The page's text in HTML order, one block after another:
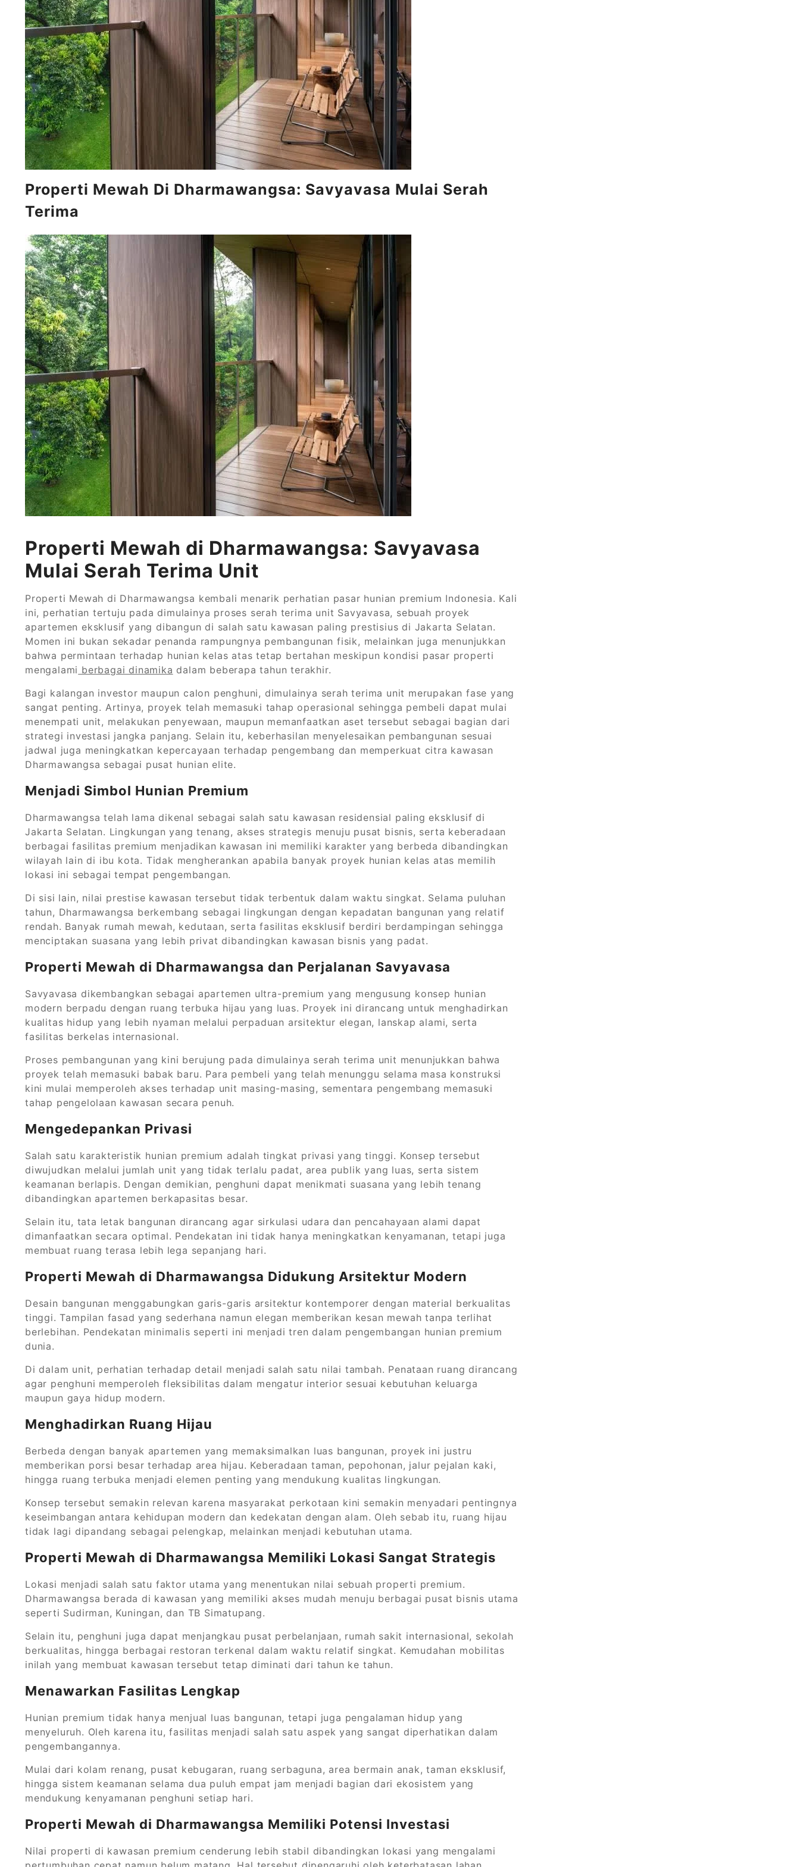
Properti Mewah Di Dharmawangsa: Savyavasa Mulai Serah
Terima
Properti Mewah di Dharmawangsa: Savyavasa
Mulai Serah Terima Unit
Properti Mewah di Dharmawangsa kembali menarik perhatian pasar hunian premium Indonesia. Kali
ini, perhatian tertuju pada dimulainya proses serah terima unit Savyavasa, sebuah proyek
apartemen eksklusif yang dibangun di salah satu kawasan paling prestisius di Jakarta Selatan.
Momen ini bukan sekadar penanda rampungnya pembangunan fisik, melainkan juga menunjukkan
bahwa permintaan terhadap hunian kelas atas tetap bertahan meskipun kondisi pasar properti
mengalami berbagai dinamika dalam beberapa tahun terakhir.
Bagi kalangan investor maupun calon penghuni, dimulainya serah terima unit merupakan fase yang
sangat penting. Artinya, proyek telah memasuki tahap operasional sehingga pembeli dapat mulai
menempati unit, melakukan penyewaan, maupun memanfaatkan aset tersebut sebagai bagian dari
strategi investasi jangka panjang. Selain itu, keberhasilan menyelesaikan pembangunan sesuai
jadwal juga meningkatkan kepercayaan terhadap pengembang dan memperkuat citra kawasan
Dharmawangsa sebagai pusat hunian elite.
Menjadi Simbol Hunian Premium
Dharmawangsa telah lama dikenal sebagai salah satu kawasan residensial paling eksklusif di
Jakarta Selatan. Lingkungan yang tenang, akses strategis menuju pusat bisnis, serta keberadaan
berbagai fasilitas premium menjadikan kawasan ini memiliki karakter yang berbeda dibandingkan
wilayah lain di ibu kota. Tidak mengherankan apabila banyak proyek hunian kelas atas memilih
lokasi ini sebagai tempat pengembangan.
Di sisi lain, nilai prestise kawasan tersebut tidak terbentuk dalam waktu singkat. Selama puluhan
tahun, Dharmawangsa berkembang sebagai lingkungan dengan kepadatan bangunan yang relatif
rendah. Banyak rumah mewah, kedutaan, serta fasilitas eksklusif berdiri berdampingan sehingga
menciptakan suasana yang lebih privat dibandingkan kawasan bisnis yang padat.
Properti Mewah di Dharmawangsa dan Perjalanan Savyavasa
Savyavasa dikembangkan sebagai apartemen ultra-premium yang mengusung konsep hunian
modern berpadu dengan ruang terbuka hijau yang luas. Proyek ini dirancang untuk menghadirkan
kualitas hidup yang lebih nyaman melalui perpaduan arsitektur elegan, lanskap alami, serta
fasilitas berkelas internasional.
Proses pembangunan yang kini berujung pada dimulainya serah terima unit menunjukkan bahwa
proyek telah memasuki babak baru. Para pembeli yang telah menunggu selama masa konstruksi
kini mulai memperoleh akses terhadap unit masing-masing, sementara pengembang memasuki
tahap pengelolaan kawasan secara penuh.
Mengedepankan Privasi
Salah satu karakteristik hunian premium adalah tingkat privasi yang tinggi. Konsep tersebut
diwujudkan melalui jumlah unit yang tidak terlalu padat, area publik yang luas, serta sistem
keamanan berlapis. Dengan demikian, penghuni dapat menikmati suasana yang lebih tenang
dibandingkan apartemen berkapasitas besar.
Selain itu, tata letak bangunan dirancang agar sirkulasi udara dan pencahayaan alami dapat
dimanfaatkan secara optimal. Pendekatan ini tidak hanya meningkatkan kenyamanan, tetapi juga
membuat ruang terasa lebih lega sepanjang hari.
Properti Mewah di Dharmawangsa Didukung Arsitektur Modern
Desain bangunan menggabungkan garis-garis arsitektur kontemporer dengan material berkualitas
tinggi. Tampilan fasad yang sederhana namun elegan memberikan kesan mewah tanpa terlihat
berlebihan. Pendekatan minimalis seperti ini menjadi tren dalam pengembangan hunian premium
dunia.
Di dalam unit, perhatian terhadap detail menjadi salah satu nilai tambah. Penataan ruang dirancang
agar penghuni memperoleh fleksibilitas dalam mengatur interior sesuai kebutuhan keluarga
maupun gaya hidup modern.
Menghadirkan Ruang Hijau
Berbeda dengan banyak apartemen yang memaksimalkan luas bangunan, proyek ini justru
memberikan porsi besar terhadap area hijau. Keberadaan taman, pepohonan, jalur pejalan kaki,
hingga ruang terbuka menjadi elemen penting yang mendukung kualitas lingkungan.
Konsep tersebut semakin relevan karena masyarakat perkotaan kini semakin menyadari pentingnya
keseimbangan antara kehidupan modern dan kedekatan dengan alam. Oleh sebab itu, ruang hijau
tidak lagi dipandang sebagai pelengkap, melainkan menjadi kebutuhan utama.
Properti Mewah di Dharmawangsa Memiliki Lokasi Sangat Strategis
Lokasi menjadi salah satu faktor utama yang menentukan nilai sebuah properti premium.
Dharmawangsa berada di kawasan yang memiliki akses mudah menuju berbagai pusat bisnis utama
seperti Sudirman, Kuningan, dan TB Simatupang.
Selain itu, penghuni juga dapat menjangkau pusat perbelanjaan, rumah sakit internasional, sekolah
berkualitas, hingga berbagai restoran terkenal dalam waktu relatif singkat. Kemudahan mobilitas
inilah yang membuat kawasan tersebut tetap diminati dari tahun ke tahun.
Menawarkan Fasilitas Lengkap
Hunian premium tidak hanya menjual luas bangunan, tetapi juga pengalaman hidup yang
menyeluruh. Oleh karena itu, fasilitas menjadi salah satu aspek yang sangat diperhatikan dalam
pengembangannya.
Mulai dari kolam renang, pusat kebugaran, ruang serbaguna, area bermain anak, taman eksklusif,
hingga sistem keamanan selama dua puluh empat jam menjadi bagian dari ekosistem yang
mendukung kenyamanan penghuni setiap hari.
Properti Mewah di Dharmawangsa Memiliki Potensi Investasi
Nilai properti di kawasan premium cenderung lebih stabil dibandingkan lokasi yang mengalami